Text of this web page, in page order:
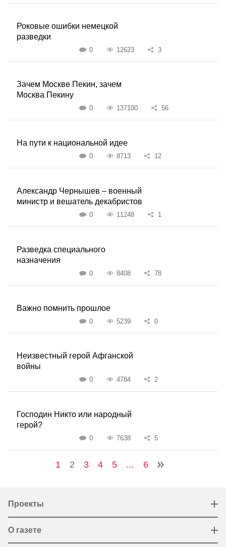
Роковые ошибки немецкой
разведки
0 12623 3
Зачем Москве Пекин, зачем
Москва Пекину
0 137100 56
На пути к национальной идее
0 8713 12
Александр Чернышев – военный
министр и вешатель декабристов
0 11248 1
Разведка специального
назначения
0 8408 78
Важно помнить прошлое
0 5239 0
Неизвестный герой Афганской
войны
0 4784 2
Господин Никто или народный
герой?
0 7638 5
1 2 3 4 5 ... 6
Проекты
О газете